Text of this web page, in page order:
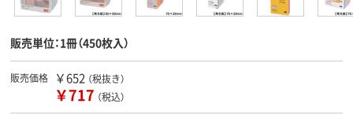
販売単位：1冊（450枚入）
販売価格 ￥652 （税抜き）
￥717 （税込）